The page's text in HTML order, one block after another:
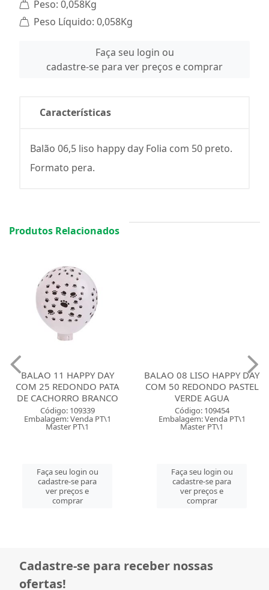
Peso: 0,058Kg
Peso Líquido: 0,058Kg
Faça seu login ou
cadastre-se para ver preços e comprar
Características
Balão 06,5 liso happy day Folia com 50 preto.
Formato pera.
Produtos Relacionados
BALAO 11 HAPPY DAY
COM 25 REDONDO PATA
DE CACHORRO BRANCO
Código: 109339
Embalagem: Venda PT\1
Master PT\1
Faça seu login ou
cadastre-se para
ver preços e
comprar
BALAO 08 LISO HAPPY DAY
COM 50 REDONDO PASTEL
VERDE AGUA
Código: 109454
Embalagem: Venda PT\1
Master PT\1
Faça seu login ou
cadastre-se para
ver preços e
comprar
Cadastre-se para receber nossas
ofertas!